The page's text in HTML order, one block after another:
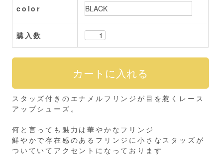
color
購入数
スタッズ付きのエナメルフリンジが目を惹くレース
アップシューズ。
何と言っても魅力は華やかなフリンジ
鮮やかで存在感のあるフリンジに小さなスタッズが
ついていてアクセントになっております